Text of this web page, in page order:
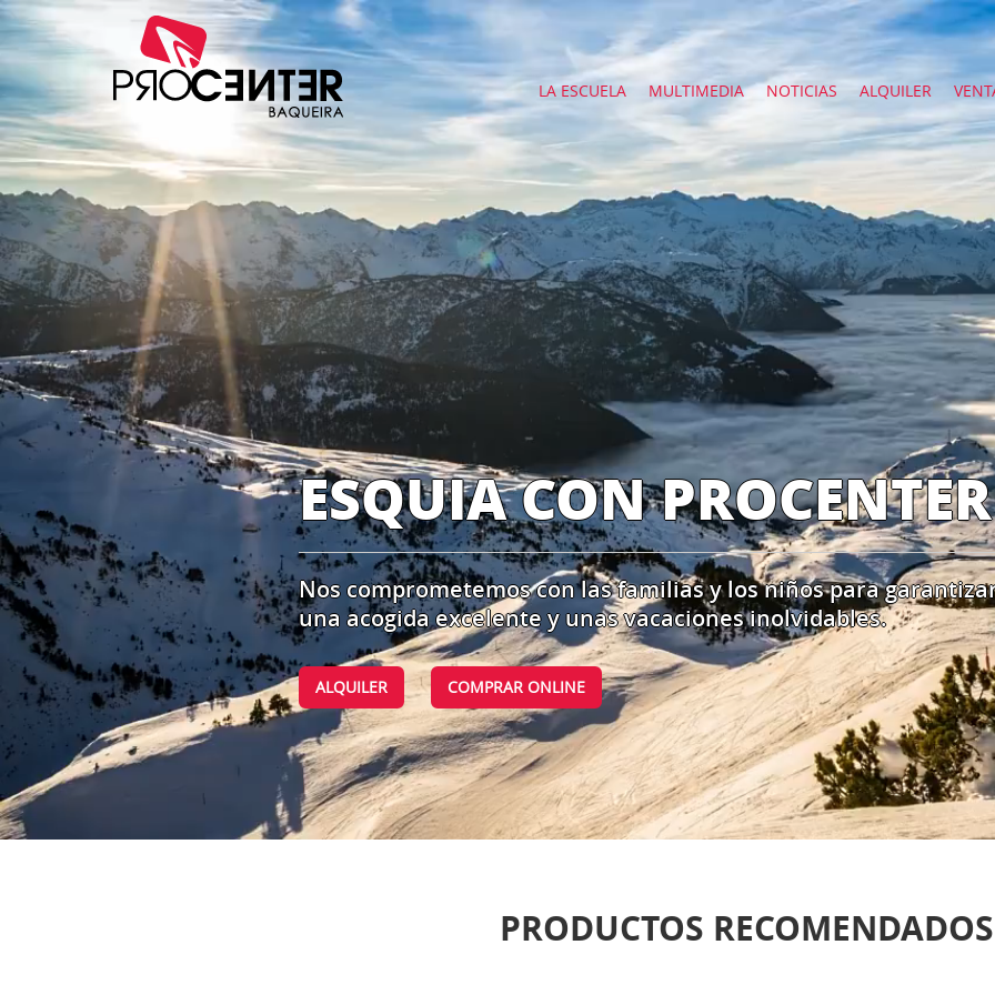
LA ESCUELA MULTIMEDIA NOTICIAS ALQUILER
ESQUIA CON PROCENTER
Nos comprometemos con las familias y los niños para
una acogida excelente y unas vacaciones inolvidables.
ALQUILER COMPRAR ONLINE
PRODUCTOS RECOMENDADOS